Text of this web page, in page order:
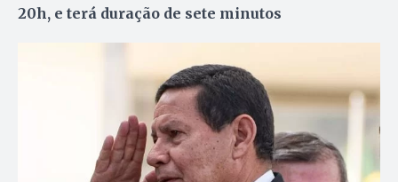
20h, e terá duração de sete minutos